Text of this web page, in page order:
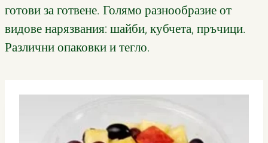
готови за готвене. Голямо разнообразие от
видове нарязвания: шайби, кубчета, пръчици.
Различни опаковки и тегло.